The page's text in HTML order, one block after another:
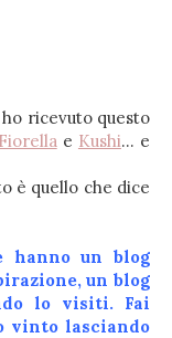
ricevuto questo
Fiorellae Kushi... e
è quello che dice
hanno un blog
un blog
lo visiti. Fai
vinto lasciando